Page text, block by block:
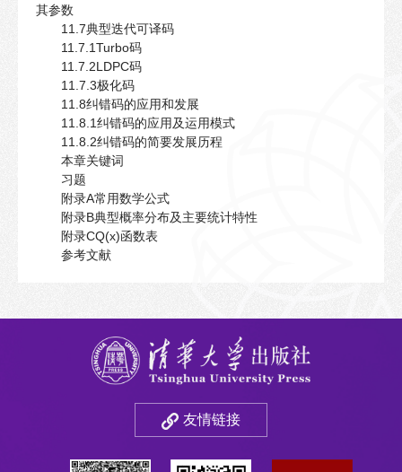
其参数
11.7典型迭代可译码
11.7.1Turbo码
11.7.2LDPC码
11.7.3极化码
11.8纠错码的应用和发展
11.8.1纠错码的应用及运用模式
11.8.2纠错码的简要发展历程
本章关键词
习题
附录A常用数学公式
附录B典型概率分布及主要统计特性
附录CQ(x)函数表
参考文献
友情链接